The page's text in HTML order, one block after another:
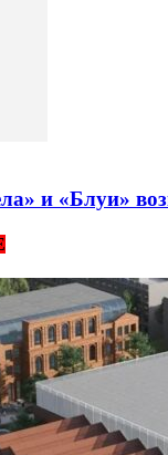
и «Блуи»